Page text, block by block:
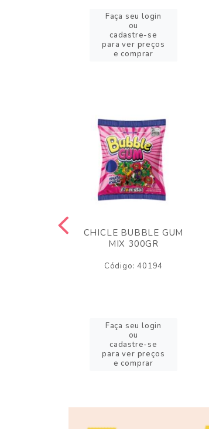
Faça seu login
ou
cadastre-se
para ver preços
e comprar
CHICLE BUBBLE GUM
MIX 300GR
Código: 40194
Faça seu login
ou
cadastre-se
para ver preços
e comprar